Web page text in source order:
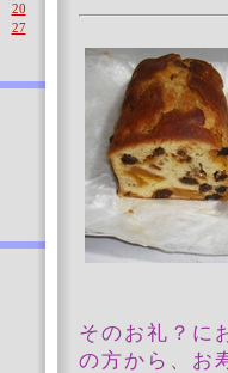
そのお礼？に
の方から、お
20
27